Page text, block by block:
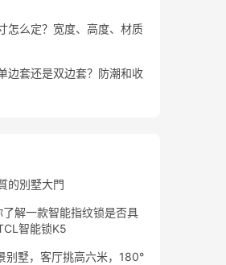
怎么定？宽度、高度、材质
边套还是双边套？防潮和收
的別墅大門
解一款智能指纹锁是否具
智能锁K5
别墅，客厅挑高六米，180°